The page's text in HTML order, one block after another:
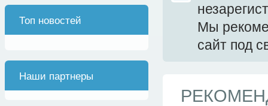
Мы
сайт под
Топ новостей
Наши партнеры